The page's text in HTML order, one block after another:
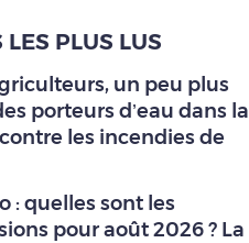
LES PLUS LUS
un peu plus
porteurs d’eau dans la
les incendies de
: quelles sont les
pour août 2026 ? La